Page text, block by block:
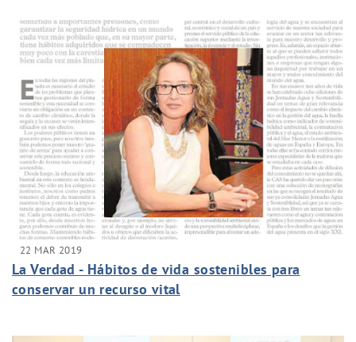
22 MAR 2019
La Verdad - Hábitos de vida sostenibles para
conservar un recurso vital